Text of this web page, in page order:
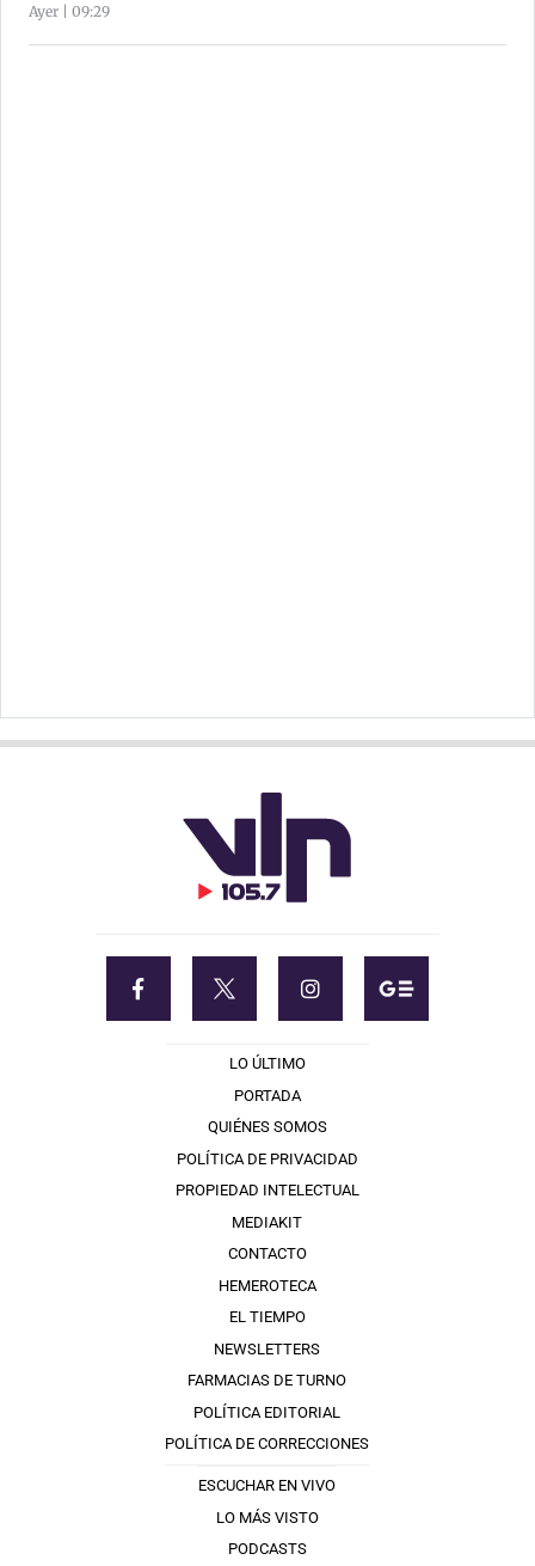
Ayer | 09:29
LO ÚLTIMO
PORTADA
QUIÉNES SOMOS
POLÍTICA DE PRIVACIDAD
PROPIEDAD INTELECTUAL
MEDIAKIT
CONTACTO
HEMEROTECA
EL TIEMPO
NEWSLETTERS
FARMACIAS DE TURNO
POLÍTICA EDITORIAL
POLÍTICA DE CORRECCIONES
ESCUCHAR EN VIVO
LO MÁS VISTO
PODCASTS